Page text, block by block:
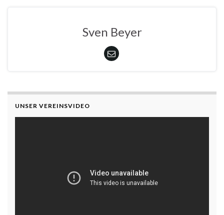
Sven Beyer
UNSER VEREINSVIDEO